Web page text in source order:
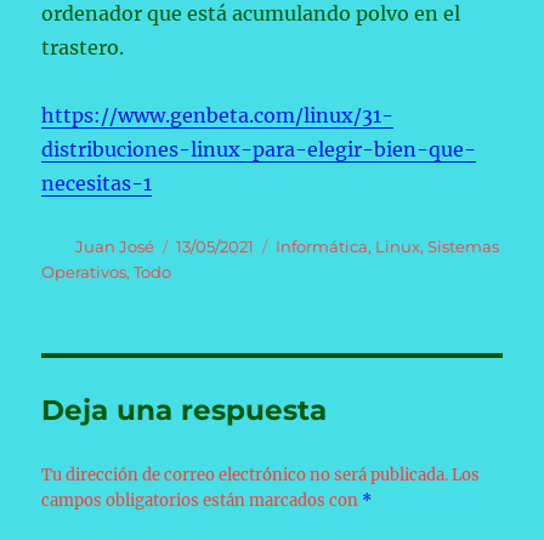
ordenador que está acumulando polvo en el
trastero.
https://www.genbeta.com/linux/31-
distribuciones-linux-para-elegir-bien-que-
necesitas-1
Autor
Juan José
Publicado
13/05/2021 Categorías
Informática, Linux,Sistemas
Operativos,Todo
Deja una respuesta
Tu dirección de correo electrónico no será publicada. Los
campos obligatorios están marcados con *